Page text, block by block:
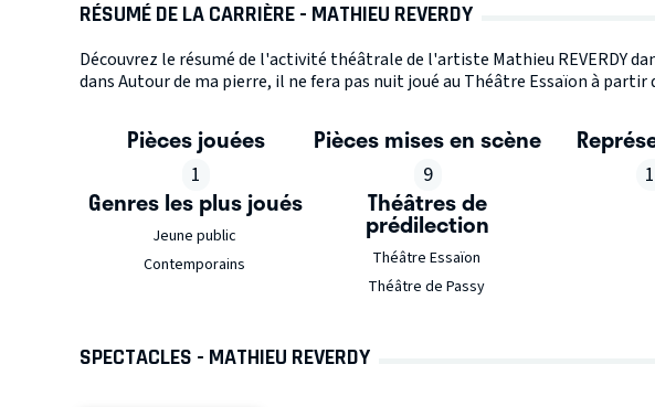
RÉSUMÉ DE LA CARRIÈRE - MATHIEU REVERDY
Découvrez le résumé de l'activité théâtrale de l'artiste Mathieu REVERDY
dans Autour de ma pierre, il ne fera pas nuit joué au Théâtre Essaïon à partir
Pièces jouées
1
Pièces mises en scène
9
Genres les plus joués
Jeune public
Contemporains
Théâtres de
prédilection
Théâtre Essaïon
Théâtre de Passy
SPECTACLES - MATHIEU REVERDY